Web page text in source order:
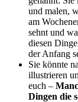
und malen,
am
sehnt und
diesen
der Anfang
Sie könnte
illustrieren
euch –
Dingen die